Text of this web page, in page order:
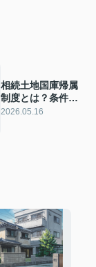
相続土地国庫帰属
制度とは？条件要
件手続きをわかり
2026.05.16